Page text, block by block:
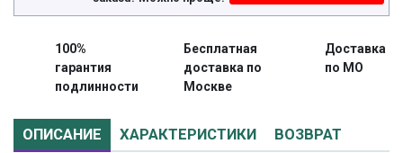
100%
гарантия
подлинности
Бесплатная
доставка по
Москве
Доставка
по МО
ОПИСАНИЕ ХАРАКТЕРИСТИКИ ВОЗВРАТ